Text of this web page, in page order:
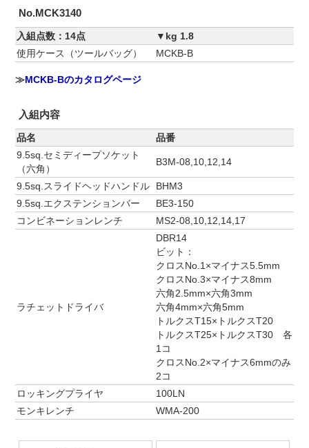
No.MCK3140
入組点数：14点
▼kg 1.8
使用ケース（ツールバッグ）
MCKB-B
≫MCKB-Bのカタログページ
入組内容
品名
品番
9.5sq.セミディープソケット
（六角）
B3M-08,10,12,14
9.5sq.スライドヘッドハンドル
BHM3
9.5sq.エクステンションバー
BE3-150
コンビネーションレンチ
MS2-08,10,12,14,17
ラチェットドライバ
DBR14
ビット：
クロスNo.1×マイナス5.5mm
クロスNo.3×マイナス8mm
六角2.5mm×六角3mm
六角4mm×六角5mm
トルクスT15×トルクスT20
トルクスT25×トルクスT30 各
1コ
クロスNo.2×マイナス6mmのみ
2コ
ロッキングプライヤ
100LN
モンキレンチ
WMA-200